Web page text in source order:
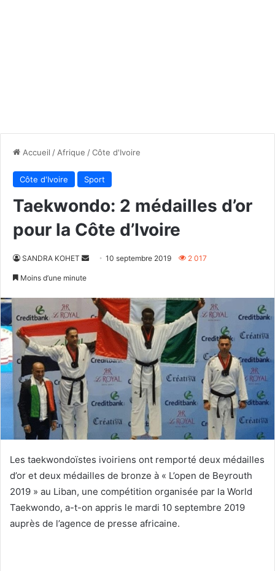
Accueil / Afrique /Côte d'Ivoire
Côte d'Ivoire Sport
Taekwondo: 2 médailles d’or
pour la Côte d’Ivoire
SANDRA KOHET
Envoyer10 septembre 2019 2 017
Moins d’une minute
Les taekwondoïstes ivoiriens ont remporté deux médailles
d’or et deux médailles de bronze à « L’open de Beyrouth
2019 » au Liban, une compétition organisée par la World
Taekwondo, a-t-on appris le mardi 10 septembre 2019
auprès de l’agence de presse africaine.